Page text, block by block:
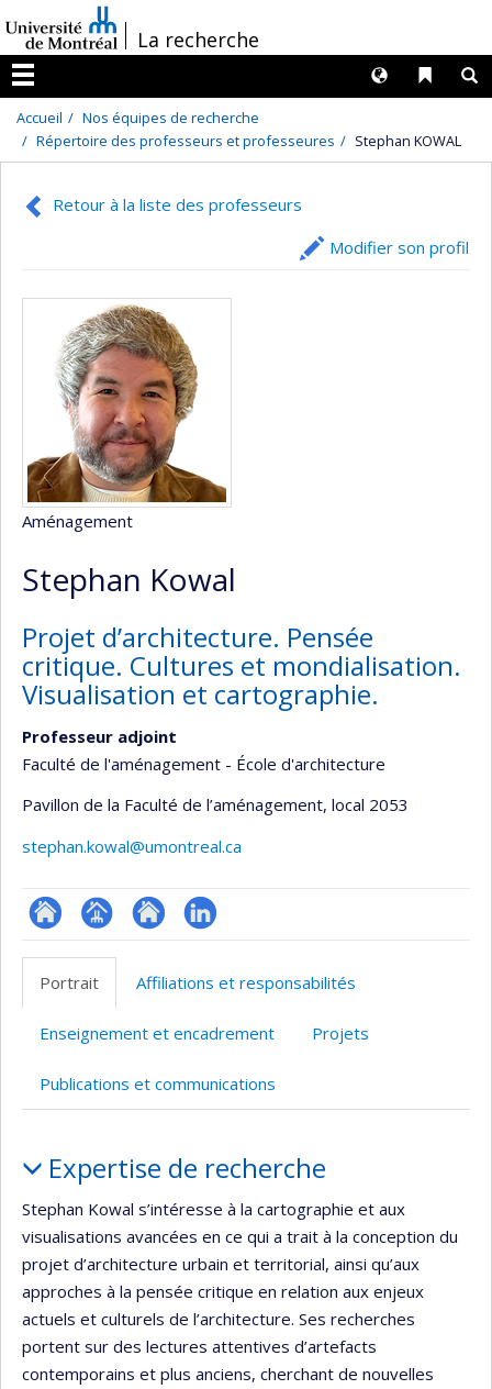
au
contenu
/La recherche
Menu
Liens
Langues
Accueil
Nos équipes de recherche
Répertoire des professeurs et professeures
Stephan KOWAL
Retour à la liste des professeurs
Modifier son profil
Aménagement
Stephan Kowal
Projet d’architecture. Pensée
critique. Cultures et mondialisation.
Visualisation et cartographie.
Professeur adjoint
Faculté de l'aménagement - École d'architecture
Pavillon de la Faculté de l’aménagement, local 2053
stephan.kowal@umontreal.ca
ResearchGate
Page
(faculté,département,école)
Site
l’unité
recherche
LinkedIn
Portrait
Affiliations et responsabilités
Enseignement et encadrement Projets
Publications et communications
Expertise de recherche
Stephan Kowal s’intéresse à la cartographie et aux
visualisations avancées en ce qui a trait à la conception du
projet d’architecture urbain et territorial, ainsi qu’aux
approches à la pensée critique en relation aux enjeux
actuels et culturels de l’architecture. Ses recherches
portent sur des lectures attentives d’artefacts
contemporains et plus anciens, cherchant de nouvelles